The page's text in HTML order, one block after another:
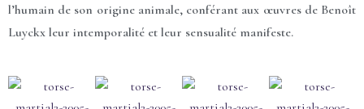
l’humain de son origine animale, conférant aux œuvres de Benoît
Luyckx leur intemporalité et leur sensualité manifeste.